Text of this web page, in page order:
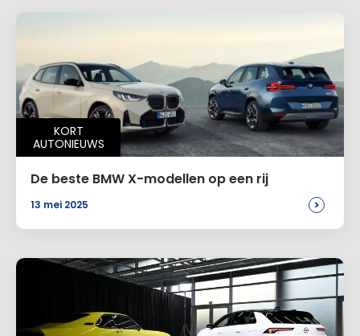
Voeg een reactie toe
Alternative:
KORT
AUTONIEUWS
De beste BMW X-modellen op een rij
13 mei 2025 >